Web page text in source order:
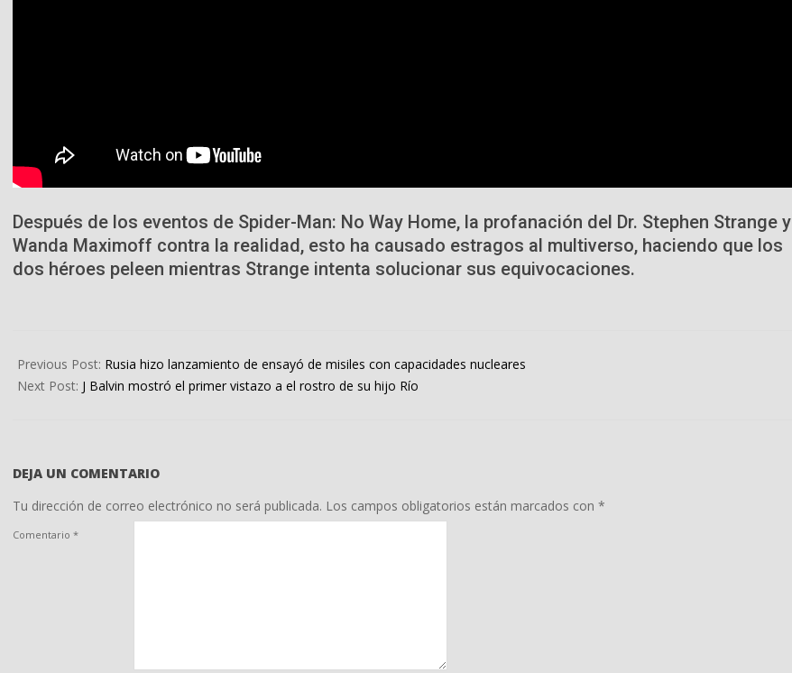
Después de los eventos de Spider-Man: No Way Home, la profanación del Dr. Stephen Strange y
Wanda Maximoff contra la realidad, esto ha causado estragos al multiverso, haciendo que los
dos héroes peleen mientras Strange intenta solucionar sus equivocaciones.
05-
05
Previous Post: Rusia hizo lanzamiento de ensayó de misiles con capacidades nucleares
Next Post: J Balvin mostró el primer vistazo a el rostro de su hijo Río
DEJA UN COMENTARIO
Tu dirección de correo electrónico no será publicada. Los campos obligatorios están marcados con *
Comentario *